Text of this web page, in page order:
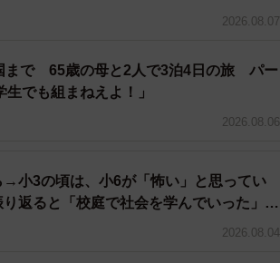
すが、半年経過したしおりでも晒すと攻
ます。突然、大局的な言い方をします
ことを願うばかりだ。
所属する全宅ツイでは、不動産ニュース
2026.08.07
まで 65歳の母と2人で3泊4日の旅 パー
でも組まねえよ！」
2026.08.06
小3の頃は、小6が「怖い」と思ってい
ると「校庭で社会を学んでいった」
2026.08.04